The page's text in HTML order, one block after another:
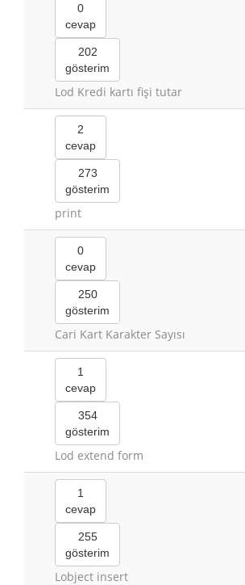
0
cevap
202
gösterim
Lod Kredi kartı fişi tutar
2
cevap
273
gösterim
print
0
cevap
250
gösterim
Cari Kart Karakter Sayısı
1
cevap
354
gösterim
Lod extend form
1
cevap
255
gösterim
Lobject insert